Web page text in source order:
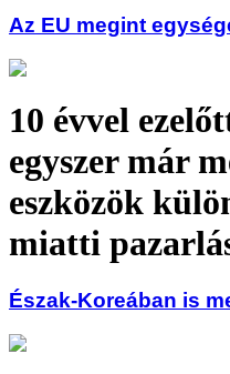
Az EU megint
10 évvel
egyszer már
eszközök
miatti
Észak-Koreában is